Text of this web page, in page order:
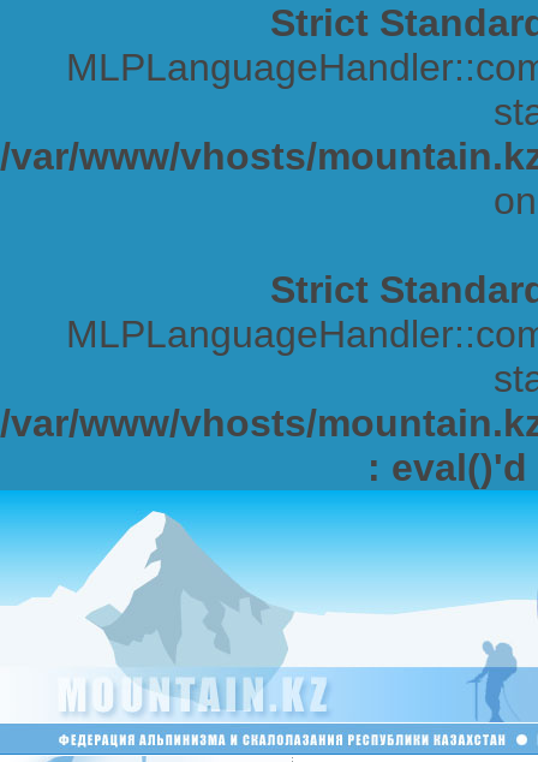
Strict
/var/www/vhosts/
Strict
/var/www/vhosts/
: